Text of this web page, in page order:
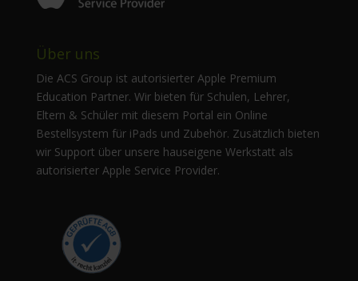
Über uns
Die ACS Group ist autorisierter Apple Premium
Education Partner. Wir bieten für Schulen, Lehrer,
Eltern & Schüler mit diesem Portal ein Online
Bestellsystem für iPads und Zubehör. Zusätzlich bieten
wir Support über unsere hauseigene Werkstatt als
autorisierter Apple Service Provider.